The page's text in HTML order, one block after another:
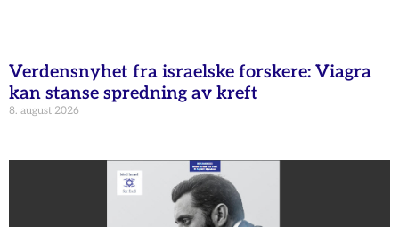
Verdensnyhet fra israelske forskere: Viagra
kan stanse spredning av kreft
8. august 2026